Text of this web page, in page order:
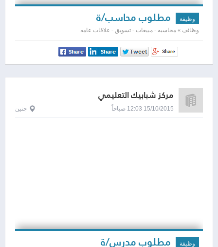
وظيفة مطلوب محاسب/ة
وظائف » محاسبه - مبيعات - تسويق - علاقات عامه
مركز شبابيك التعليمي
15/10/2015 12:03 صباحاً جنين
وظيفة مطلوب مدرس/ة